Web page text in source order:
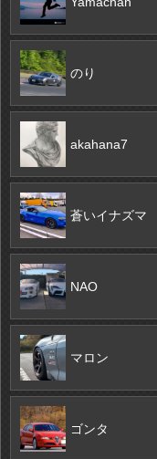
のり
akahana7
蒼いイナズマ
NAO
マロン
ゴンタ